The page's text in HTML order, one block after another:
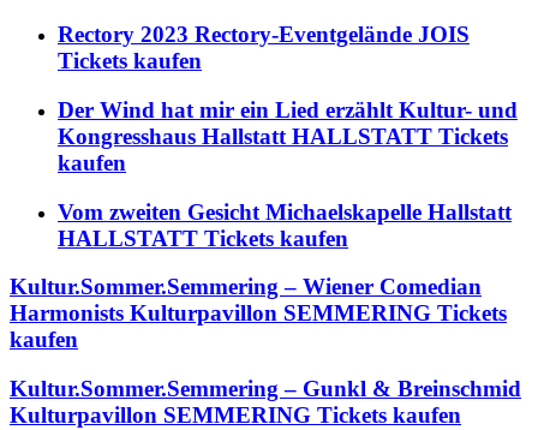
Rectory 2023 Rectory-Eventgelände JOIS
Tickets kaufen
Der Wind hat mir ein Lied erzählt Kultur- und
Kongresshaus Hallstatt HALLSTATT Tickets
kaufen
Vom zweiten Gesicht Michaelskapelle Hallstatt
HALLSTATT Tickets kaufen
Kultur.Sommer.Semmering – Wiener Comedian
Harmonists Kulturpavillon SEMMERING Tickets
kaufen
Kultur.Sommer.Semmering – Gunkl & Breinschmid
Kulturpavillon SEMMERING Tickets kaufen